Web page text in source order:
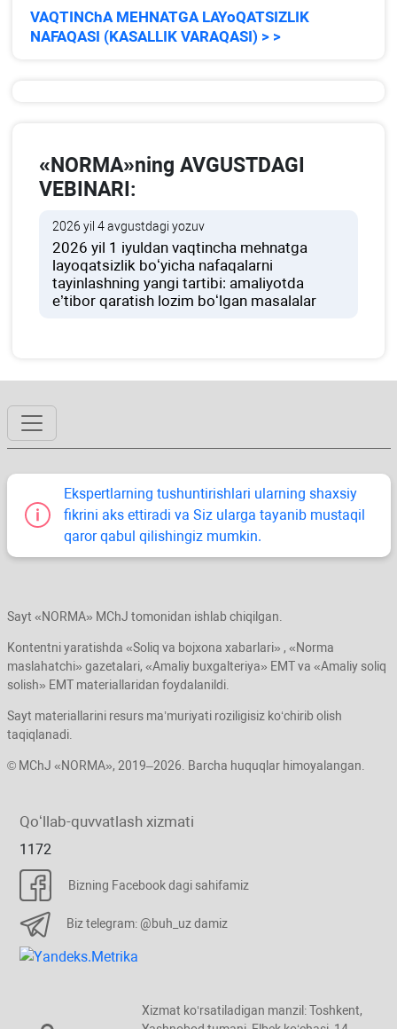
VAQTINChA MEHNATGA LAYoQATSIZLIK
NAFAQASI (KASALLIK VARAQASI) > >
«NORMA»ning AVGUSTDAGI
VEBINARI:
2026 yil 4 avgustdagi yozuv
2026 yil 1 iyuldan vaqtincha mehnatga
layoqatsizlik boʻyicha nafaqalarni
tayinlashning yangi tartibi: amaliyotda
e’tibor qaratish lozim boʻlgan masalalar
Ekspertlarning tushuntirishlari ularning shaхsiy
fikrini aks ettiradi va Siz ularga tayanib mustaqil
qaror qabul qilishingiz mumkin.
Sayt «NORMA» MChJ tomonidan ishlab chiqilgan.
Kontentni yaratishda «Soliq va bojхona хabarlari» , «Norma
maslahatchi» gazetalari, «Amaliy buхgalteriya» EMT va «Amaliy soliq
solish» EMT materiallaridan foydalanildi.
Sayt materiallarini resurs ma’muriyati roziligisiz koʻchirib olish
taqiqlanadi.
© MChJ «NORMA», 2019–2026. Barcha huquqlar himoyalangan.
Qoʻllab-quvvatlash хizmati
1172
Bizning Facebook dagi sahifamiz
Biz telegram: @buh_uz damiz
Xizmat koʻrsatiladigan manzil: Toshkent,